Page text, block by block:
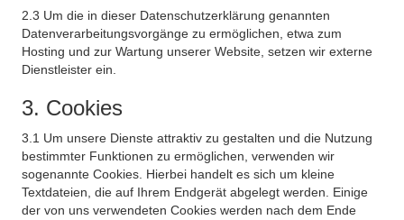
2.3 Um die in dieser Datenschutzerklärung genannten
Datenverarbeitungsvorgänge zu ermöglichen, etwa zum
Hosting und zur Wartung unserer Website, setzen wir externe
Dienstleister ein.
3. Cookies
3.1 Um unsere Dienste attraktiv zu gestalten und die Nutzung
bestimmter Funktionen zu ermöglichen, verwenden wir
sogenannte Cookies. Hierbei handelt es sich um kleine
Textdateien, die auf Ihrem Endgerät abgelegt werden. Einige
der von uns verwendeten Cookies werden nach dem Ende